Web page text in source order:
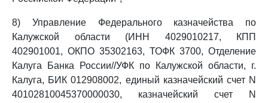
8) Управление Федерального казначейства по
Калужской области (ИНН 4029010217, КПП
402901001, ОКПО 35302163, ТОФК 3700, Отделение
Калуга Банка России//УФК по Калужской области, г.
Калуга, БИК 012908002, единый казначейский счет N
40102810045370000030, казначейский счет N